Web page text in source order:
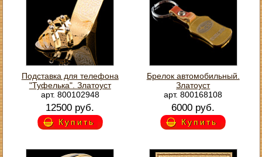
Подставка для телефона
"Туфелька". Златоуст
арт. 800102948
12500 руб.
Купить
Брелок автомобильный.
Златоуст
арт. 800168108
6000 руб.
Купить